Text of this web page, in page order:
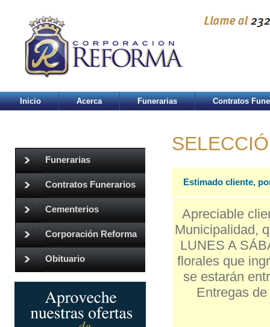
Inicio Acerca Funerarias Contratos
Funerarias
Contratos Funerarios
Cementerios
Corporación Reforma
Obituario
Estimado cliente,
Apreciable
Municipalidad,
LUNES A
florales que
se estarán
Entregas